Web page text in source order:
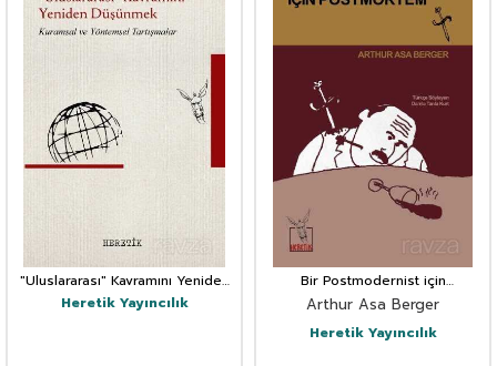
"Uluslararası" Kavramını Yeniden
Düşünmek
Heretik Yayıncılık
Bir Postmodernist için
Postmortem
Arthur Asa Berger
Heretik Yayıncılık